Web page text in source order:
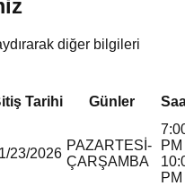
diğer bilgileri
Tarihi Günler
23/2026
PAZARTESİ-
ÇARŞAMBA
PM
PM